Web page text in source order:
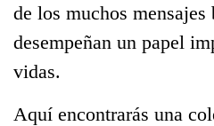
de los muchos
desempeñan un papel
vidas.
Aquí encontrarás una